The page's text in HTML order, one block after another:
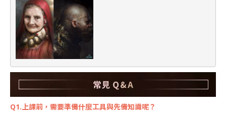
Q1.上課前，需要準備什麼工具與先備知識呢？